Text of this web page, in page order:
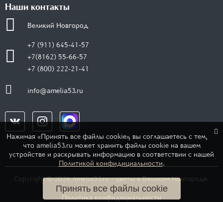
Наши контакты
Великий Новгород
+7 (911) 645-41-57
+7(8162) 55-66-57
+7 (800) 222-21-41
info@amelia53.ru
Copyright © 2026 Amelia53.ru - цветы в Великом Новгороде.
Политика конфидициальности
Нажимая «Принять все файлы cookie», вы соглашаетесь с тем,
что amelia53.ru может хранить файлы cookie на вашем
устройстве и раскрывать информацию в соответствии с нашей
Политикой конфидициальности.
Принять все файлы cookie